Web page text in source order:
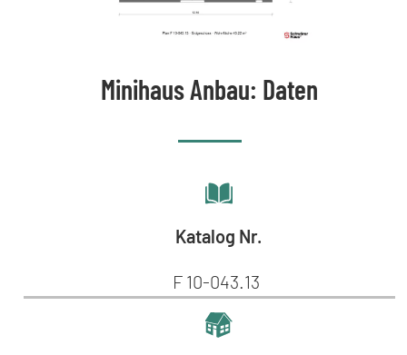
Minihaus Anbau: Daten
Katalog Nr.
F 10-043.13